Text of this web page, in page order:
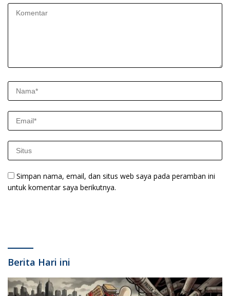
Simpan nama, email, dan situs web saya pada peramban ini
untuk komentar saya berikutnya.
Berita Hari ini